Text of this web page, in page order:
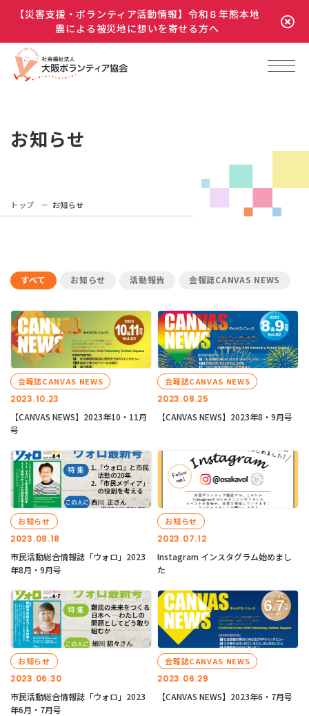
【災害支援・ボランティア活動情報】令和８年熊本地
震による被災地に想いを寄せる方へ
お知らせ
トップ お知らせ
すべて お知らせ 活動報告 会報誌CANVAS NEWS
2023.10.23
会報誌CANVAS NEWS
【CANVAS NEWS】2023年10・11月
号
2023.08.25
会報誌CANVAS NEWS
【CANVAS NEWS】2023年8・9月号
2023.08.18
お知らせ
市民活動総合情報誌「ウォロ」2023
年8月・9月号
2023.07.12
お知らせ
Instagram インスタグラム始めまし
た
2023.06.30
お知らせ
市民活動総合情報誌「ウォロ」2023
年6月・7月号
2023.06.29
会報誌CANVAS NEWS
【CANVAS NEWS】2023年6・7月号